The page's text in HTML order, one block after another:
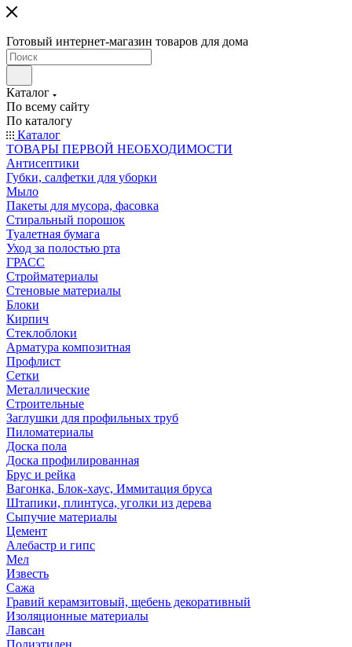
Готовый интернет-магазин товаров для дома
Каталог
По всему сайту
По каталогу
Каталог
ТОВАРЫ ПЕРВОЙ НЕОБХОДИМОСТИ
Антисептики
Губки, салфетки для уборки
Мыло
Пакеты для мусора, фасовка
Стиральный порошок
Туалетная бумага
Уход за полостью рта
ГРАСС
Стройматериалы
Стеновые материалы
Блоки
Кирпич
Стеклоблоки
Арматура композитная
Профлист
Сетки
Металлические
Строительные
Заглушки для профильных труб
Пиломатериалы
Доска пола
Доска профилированная
Брус и рейка
Вагонка, Блок-хаус, Иммитация бруса
Штапики, плинтуса, уголки из дерева
Сыпучие материалы
Цемент
Алебастр и гипс
Мел
Известь
Сажа
Гравий керамзитовый, щебень декоративный
Изоляционные материалы
Лавсан
Полиэтилен